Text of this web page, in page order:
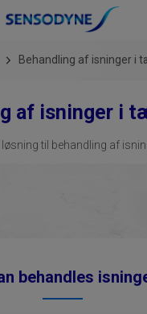
Behandling af isninger i
af isningeri
løsning til behandling af
behandles